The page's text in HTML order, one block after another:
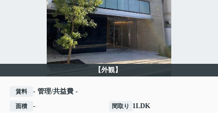
【外観】
賃料 - 管理/共益費 -
面積 - 間取り 1LDK